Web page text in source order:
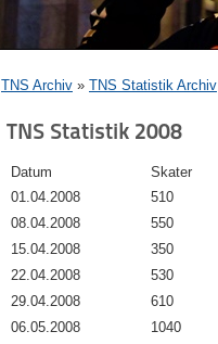
TNS Archiv » TNS Statistik Archiv
TNS Statistik 2008
Datum Skater
01.04.2008
510
08.04.2008
550
15.04.2008
350
22.04.2008
530
29.04.2008
610
06.05.2008
1040